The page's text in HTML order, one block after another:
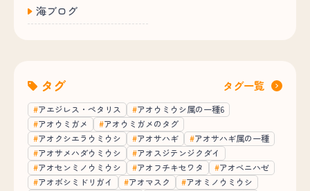
海ブログ
タグ タグ一覧
アエジレス・ペタリス
アオウミウシ属の一種6
アオウミガメ
アオウミガメのタグ
アオクシエラウミウシ
アオサハギ
アオサハギ属の一種
アオサメハダウミウシ
アオスジテンジクダイ
アオセンミノウミウシ
アオフチキセワタ
アオベニハゼ
アオボシミドリガイ
アオマスク
アオミノウミウシ